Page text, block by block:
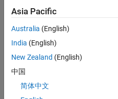
CONTRIBUTIONS L
1
2
TIMELINE
Asia Pacific
Australia (English)
India (English)
New Zealand (English)
中国
简体中文